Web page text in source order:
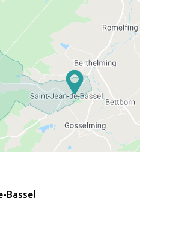
Bassel